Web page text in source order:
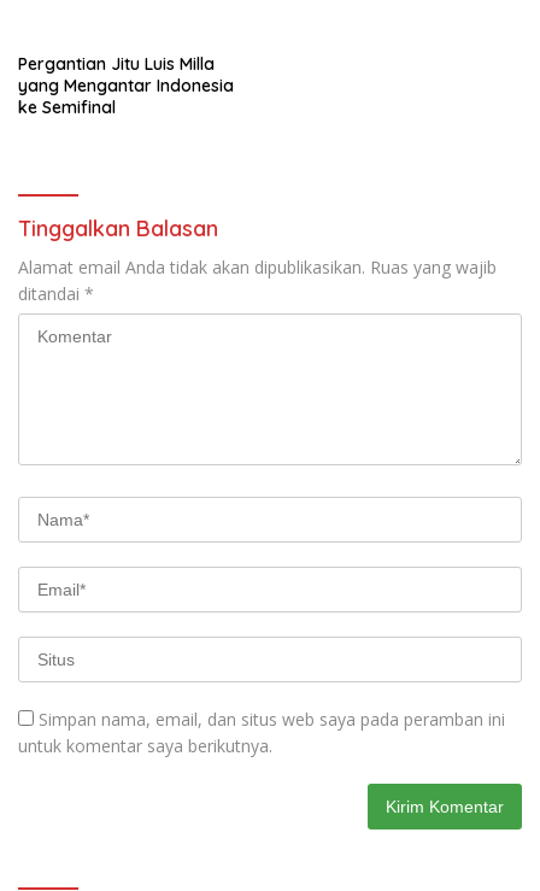
Pergantian Jitu Luis Milla
yang Mengantar Indonesia
ke Semifinal
Tinggalkan Balasan
Alamat email Anda tidak akan dipublikasikan. Ruas yang wajib
ditandai *
Simpan nama, email, dan situs web saya pada peramban ini
untuk komentar saya berikutnya.